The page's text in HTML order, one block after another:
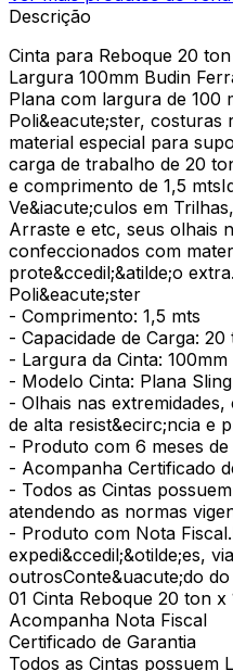
Descrição
Cinta para Reboque 20
Largura 100mm Budin
Plana com largura de 100
Poli&eacute;ster, costuras
material especial para
carga de trabalho de 20
e comprimento de 1,5
Ve&iacute;culos em
Arraste e etc, seus olhais
confeccionados com
prote&ccedil;&atilde;o
Poli&eacute;ster
- Comprimento: 1,5 mts
- Capacidade de Carga: 20
- Largura da Cinta: 100mm
- Modelo Cinta: Plana
- Olhais nas
de alta resist&ecirc;ncia e
- Produto com 6 meses de
- Acompanha Certificado
- Todos as Cintas
atendendo as normas
- Produto com Nota
expedi&ccedil;&otilde;es,
outrosConte&uacute;do do
01 Cinta Reboque 20 ton
Acompanha Nota Fiscal
Certificado de Garantia
Todos as Cintas possuem